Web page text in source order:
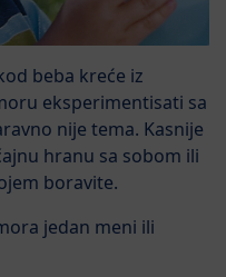
beba kreće iz
eksperimentisati sa
nije tema. Kasnije
hranu sa sobom ili
boravite.
jedan meni ili